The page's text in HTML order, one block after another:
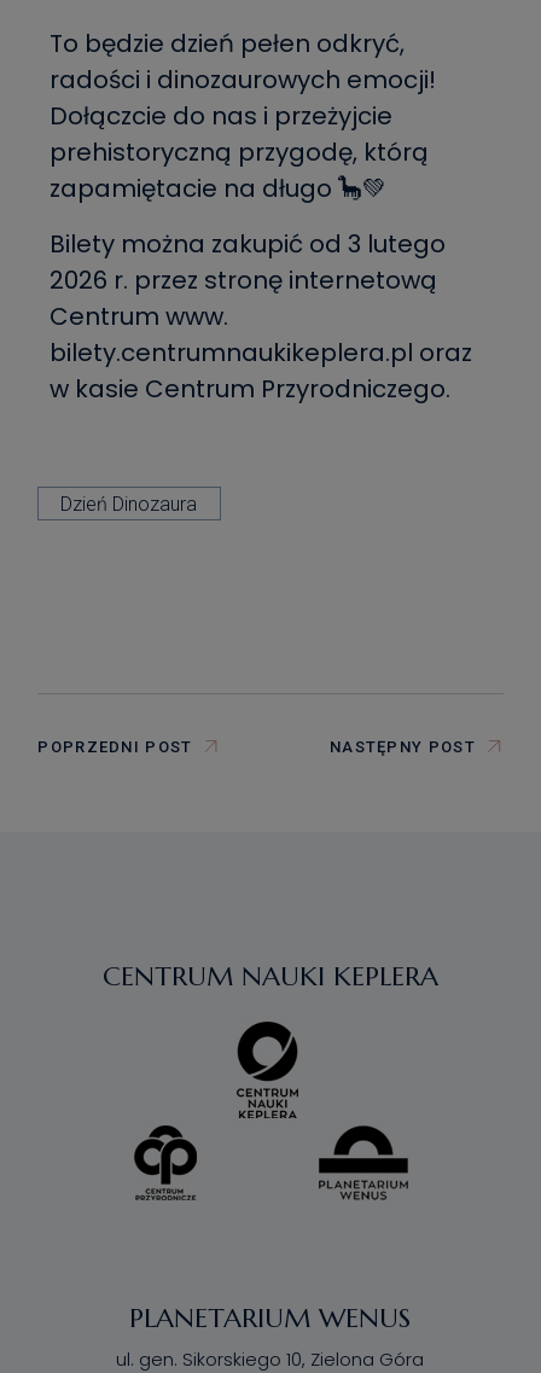
To będzie dzień pełen odkryć,
radości i dinozaurowych emocji!
Dołączcie do nas i przeżyjcie
prehistoryczną przygodę, którą
zapamiętacie na długo 🦕💚
Bilety można zakupić od 3 lutego
2026 r. przez stronę internetową
Centrum www.
bilety.centrumnaukikeplera.pl oraz
w kasie Centrum Przyrodniczego.
Dzień Dinozaura
POPRZEDNI POST NASTĘPNY POST
CENTRUM NAUKI KEPLERA
PLANETARIUM WENUS
ul. gen. Sikorskiego 10, Zielona Góra